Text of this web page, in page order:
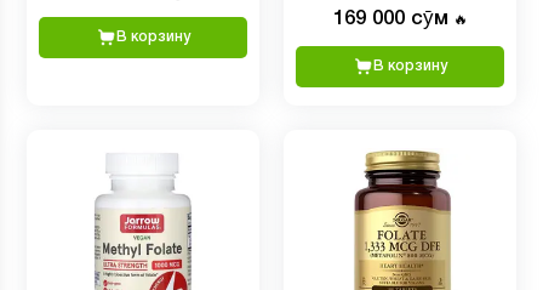
В корзину
169 000 сӯм 🔥
В корзину